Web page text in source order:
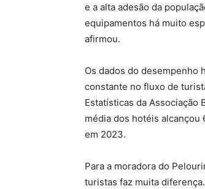
e a alta adesão da
equipamentos há muito
afirmou.
Os dados do desempenho
constante no fluxo de
Estatísticas da Associação
média dos hotéis alcançou
em 2023.
Para a moradora do
turistas faz muita